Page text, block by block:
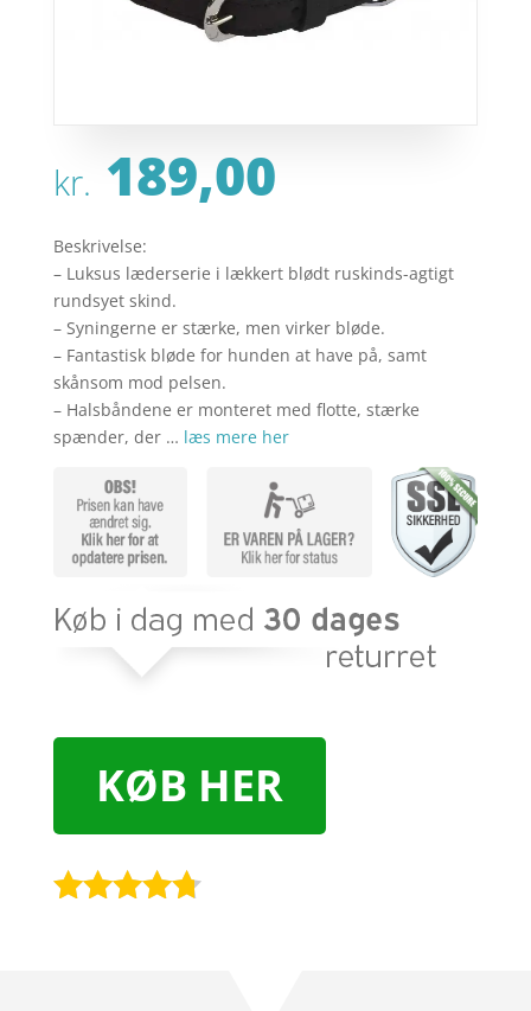
kr. 189,00
Beskrivelse:
– Luksus læderserie i lækkert blødt ruskinds-agtigt
rundsyet skind.
– Syningerne er stærke, men virker bløde.
– Fantastisk bløde for hunden at have på, samt
skånsom mod pelsen.
– Halsbåndene er monteret med flotte, stærke
spænder, der … læs mere her
KØB HER